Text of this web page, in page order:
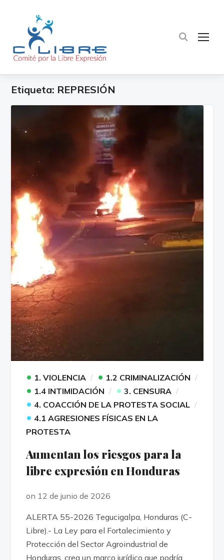
Etiqueta: REPRESIÓN
• 1. VIOLENCIA • 1.2 CRIMINALIZACIÓN
• 1.4 INTIMIDACIÓN • 3. CENSURA
• 4. COACCIÓN DE LA PROTESTA SOCIAL
• 4.1 AGRESIONES FÍSICAS EN LA
PROTESTA
Aumentan los riesgos para la
libre expresión en Honduras
on 12 de junio de 2026
ALERTA 55-2026 Tegucigalpa, Honduras (C-
Libre).- La Ley para el Fortalecimiento y
Protección del Sector Agroindustrial de
Honduras, crea un marco jurídico que podría